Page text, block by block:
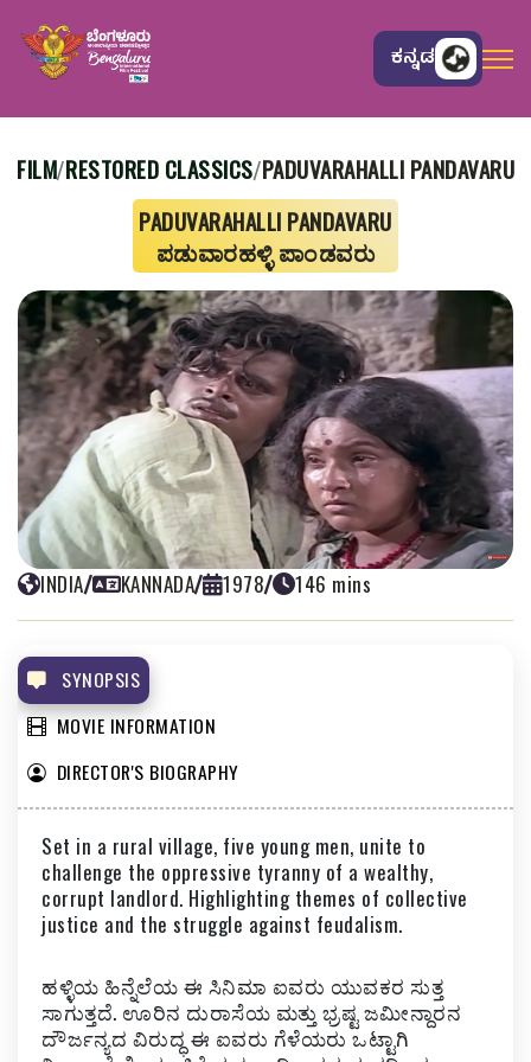
ಕನ್ನಡ
FILM/RESTORED CLASSICS/PADUVARAHALLI PANDAVARU
PADUVARAHALLI PANDAVARU
ಪಡುವಾರಹಳ್ಳಿ ಪಾಂಡವರು
PADUVARAHALLI PANDAVARU
PUTTANNA KANAGAL
INDIA/ KANNADA/ 1978/ 146 mins
SYNOPSIS
MOVIE INFORMATION
DIRECTOR'S BIOGRAPHY
Set in a rural village, five young men, unite to
challenge the oppressive tyranny of a wealthy,
corrupt landlord. Highlighting themes of collective
justice and the struggle against feudalism.
ಹಳ್ಳಿಯ ಹಿನ್ನೆಲೆಯ ಈ ಸಿನಿಮಾ ಐವರು ಯುವಕರ ಸುತ್ತ
ಸಾಗುತ್ತದೆ. ಊರಿನ ದುರಾಸೆಯ ಮತ್ತು ಭ್ರಷ್ಟ ಜಮೀನ್ದಾರನ
ದೌರ್ಜನ್ಯದ ವಿರುದ್ಧ ಈ ಐವರು ಗೆಳೆಯರು ಒಟ್ಟಾಗಿ